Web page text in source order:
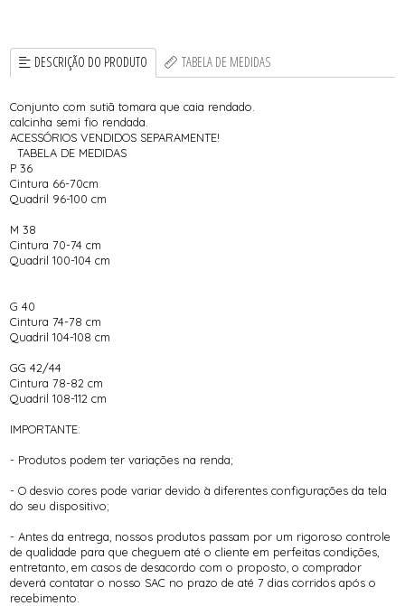
DESCRIÇÃO DO PRODUTO TABELA DE MEDIDAS
Conjunto com sutiã tomara que caia rendado.
calcinha semi fio rendada.
ACESSÓRIOS VENDIDOS SEPARAMENTE!
TABELA DE MEDIDAS
P 36
Cintura 66-70cm
Quadril 96-100 cm
M 38
Cintura 70-74 cm
Quadril 100-104 cm
G 40
Cintura 74-78 cm
Quadril 104-108 cm
GG 42/44
Cintura 78-82 cm
Quadril 108-112 cm
IMPORTANTE:
- Produtos podem ter variações na renda;
- O desvio cores pode variar devido à diferentes configurações da tela
do seu dispositivo;
- Antes da entrega, nossos produtos passam por um rigoroso controle
de qualidade para que cheguem até o cliente em perfeitas condições,
entretanto, em casos de desacordo com o proposto, o comprador
deverá contatar o nosso SAC no prazo de até 7 dias corridos após o
recebimento.